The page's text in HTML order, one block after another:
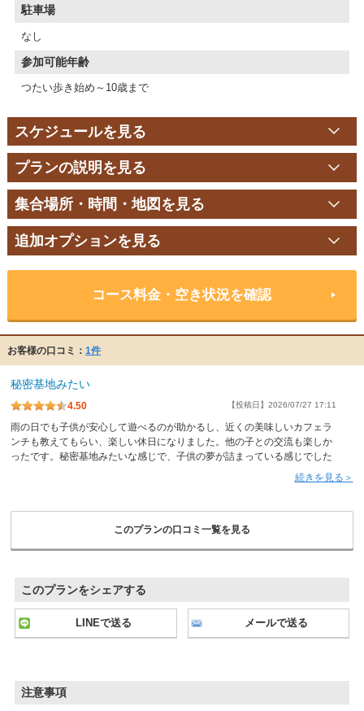
駐車場
なし
参加可能年齢
つたい歩き始め～10歳まで
スケジュールを見る
プランの説明を見る
集合場所・時間・地図を見る
追加オプションを見る
コース料金・空き状況を確認
お客様の口コミ： 1件
秘密基地みたい
4.50 【投稿日】2026/07/27 17:11
雨の日でも子供が安心して遊べるのが助かるし、近くの美味しいカフェラ
ンチも教えてもらい、楽しい休日になりました。他の子との交流も楽しか
ったです。秘密基地みたいな感じで、子供の夢が詰まっている感じでした
続きを見る＞
このプランの口コミ一覧を見る
このプランをシェアする
LINEで送る メールで送る
注意事項